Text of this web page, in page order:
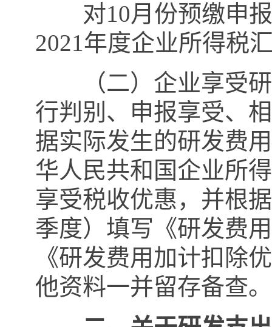
对10月份预缴申
2021年度企业所得税
（二）企业享受研
行判别、申报享受、
据实际发生的研发费
华人民共和国企业所
享受税收优惠，并根
季度）填写《研发费
《研发费用加计扣除
他资料一并留存备查。